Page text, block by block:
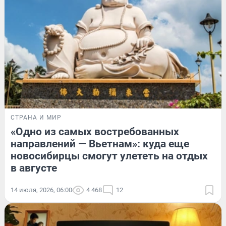
СТРАНА И МИР
«Одно из самых востребованных
направлений — Вьетнам»: куда еще
новосибирцы смогут улететь на отдых
в августе
14 июля, 2026, 06:00 4 468 12